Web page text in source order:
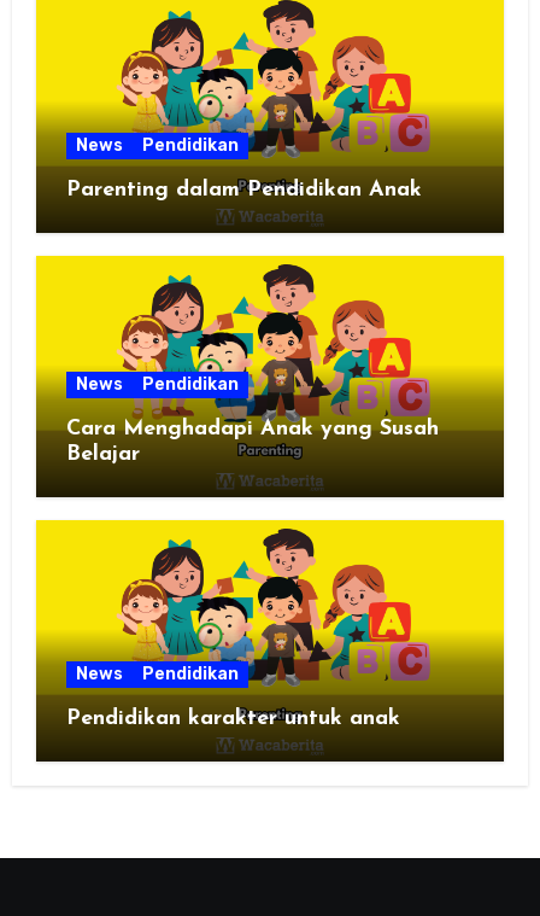
News Pendidikan
Parenting dalam Pendidikan Anak
News Pendidikan
Cara Menghadapi Anak yang Susah
Belajar
News Pendidikan
Pendidikan karakter untuk anak